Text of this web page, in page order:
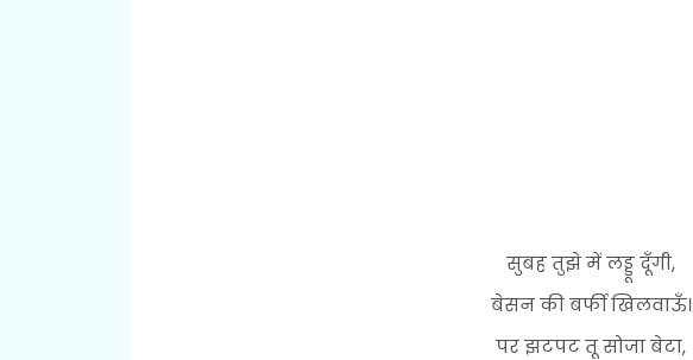
सुबह तुझे में लड्डू दूँगी,
बेसन की बर्फी खिलवाऊँ।
पर झटपट तू सोजा बेटा,